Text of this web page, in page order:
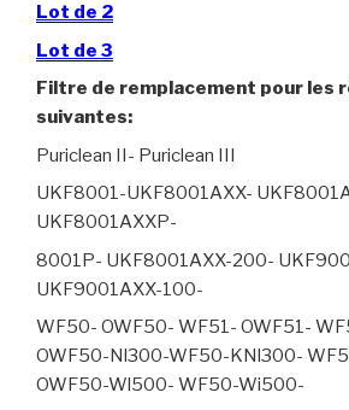
Lot de 2
Lot de 3
Filtre de remplacement pour les
suivantes:
Puriclean II- Puriclean III
UKF8001-UKF8001AXX-
UKF8001AXXP-
8001P- UKF8001AXX-200-
UKF9001AXX-100-
WF50- OWF50- WF51- OWF51-
OWF50-Nl300-WF50-KNl300-
OWF50-Wl500- WF50-Wi500-